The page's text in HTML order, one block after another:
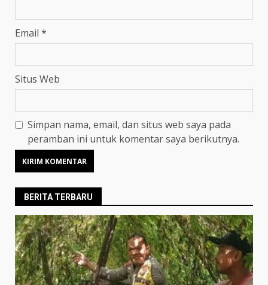
Email *
Situs Web
Simpan nama, email, dan situs web saya pada
peramban ini untuk komentar saya berikutnya.
BERITA TERBARU